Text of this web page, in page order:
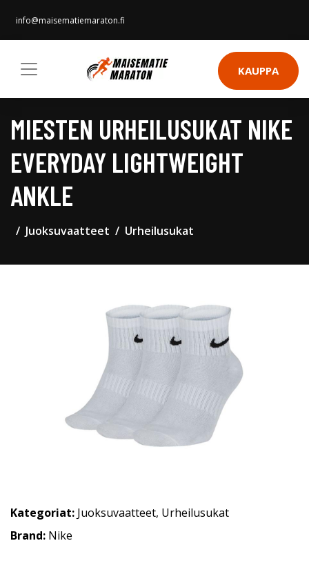
info@maisematiemaraton.fi
KAUPPA
MIESTEN URHEILUSUKAT NIKE
EVERYDAY LIGHTWEIGHT
ANKLE
Juoksuvaatteet Urheilusukat
Kategoriat: Juoksuvaatteet, Urheilusukat
Brand: Nike